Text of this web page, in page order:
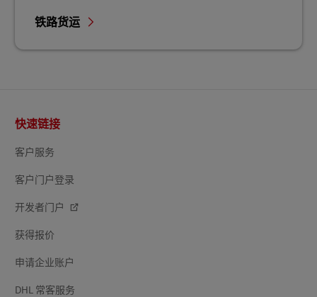
铁路货运
页
脚
快速链接
客户服务
客户门户登录
开发者门户
获得报价
申请企业账户
DHL 常客服务